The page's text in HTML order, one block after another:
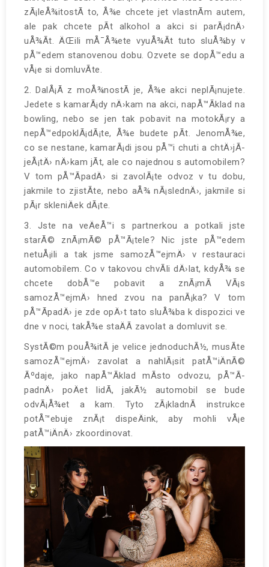
zÃ¡leÅ¾itostÃ­ to, Å¾e chcete jet vlastnÃ­m autem,
ale pak chcete pÃ­t alkohol a akci si parÃ¡dnÄ›
uÅ¾Ã­t. ÄŒili mÅ¯Å¾ete vyuÅ¾Ã­t tuto sluÅ¾by v
pÅ™edem stanovenou dobu. Ozvete se dopÅ™edu a
vÅ¡e si domluvÃ­te.
2. DalÅ¡Ã­ z moÅ¾nostÃ­ je, Å¾e akci neplÃ¡nujete.
Jedete s kamarÃ¡dy nÄ›kam na akci, napÅ™Ã­klad na
bowling, nebo se jen tak pobavit na motokÃ¡ry a
nepÅ™edpoklÃ¡dÃ¡te, Å¾e budete pÃ­t. JenomÅ¾e,
co se nestane, kamarÃ¡di jsou pÅ™i chuti a chtÄ›jÃ­
jeÅ¡tÄ› nÄ›kam jÃ­t, ale co najednou s automobilem?
V tom pÅ™Ã­padÄ› si zavolÃ¡te odvoz v tu dobu,
jakmile to zjistÃ­te, nebo aÅ¾ nÃ¡slednÄ›, jakmile si
pÃ¡r skleniÄek dÃ¡te.
3. Jste na veÄeÅ™i s partnerkou a potkali jste
starÃ© znÃ¡mÃ© pÅ™Ã¡tele? Nic jste pÅ™edem
netuÅ¡ili a tak jsme samozÅ™ejmÄ› v restauraci
automobilem. Co v takovou chvÃ­li dÄ›lat, kdyÅ¾ se
chcete dobÅ™e pobavit a znÃ¡mÃ­ VÃ¡s
samozÅ™ejmÄ› hned zvou na panÃ¡ka? V tom
pÅ™Ã­padÄ› je zde opÄ›t tato sluÅ¾ba k dispozici ve
dne v noci, takÅ¾e staÄÃ­ zavolat a domluvit se.
SystÃ©m pouÅ¾itÃ­ je velice jednoduchÃ½, musÃ­te
samozÅ™ejmÄ› zavolat a nahlÃ¡sit patÅ™iÄnÃ©
Ãºdaje, jako napÅ™Ã­klad mÃ­sto odvozu, pÅ™Ã­
padnÄ› poÄet lidÃ­, jakÃ½ automobil se bude
odvÃ¡Å¾et a kam. Tyto zÃ¡kladnÃ­ instrukce
potÅ™ebuje znÃ¡t dispeÄink, aby mohli vÅ¡e
patÅ™iÄnÄ› zkoordinovat.